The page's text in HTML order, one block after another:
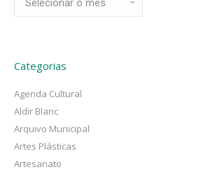
Categorias
Agenda Cultural
Aldir Blanc
Arquivo Municipal
Artes Plásticas
Artesanato